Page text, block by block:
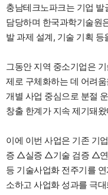
충남테크노파크는 기업 발
담당하며 한국과학기술원
발 과제 설계, 기술 기획 등
그동안 지역 중소기업은
제로 구체화하는 데 어려
개별 사업 중심으로 분절
창출 한계가 지속 제기돼
이에 이번 사업은 기존 기
증 △실증 △기술 검증 △연
등 기술사업화 전주기를
소하고 사업화 성과를 극